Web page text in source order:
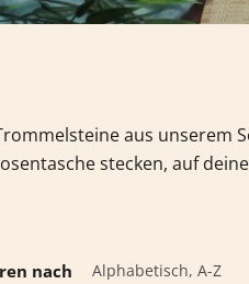
aus unserem
stecken, auf
nach